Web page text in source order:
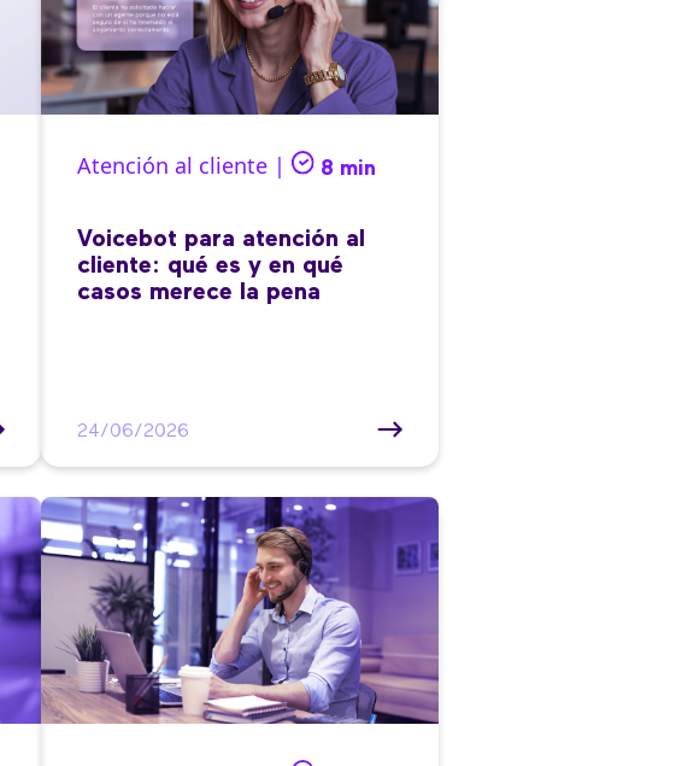
Atención al cliente | 8 min
Voicebot para atención al
cliente: qué es y en qué
casos merece la pena
24/06/2026